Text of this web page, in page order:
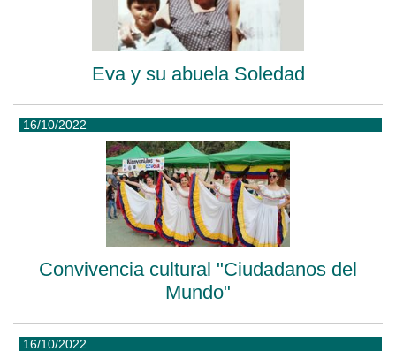
Eva y su abuela Soledad
16/10/2022
Convivencia cultural "Ciudadanos del
Mundo"
16/10/2022